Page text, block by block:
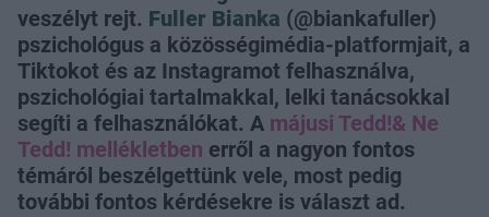
veszélyt rejt. Fuller Bianka (@biankafuller)
pszichológus a közösségimédia-platformjait, a
Tiktokot és az Instagramot felhasználva,
pszichológiai tartalmakkal, lelki tanácsokkal
segíti a felhasználókat. A májusi Tedd!& Ne
Tedd! mellékletben erről a nagyon fontos
témáról beszélgettünk vele, most pedig
további fontos kérdésekre is választ ad.